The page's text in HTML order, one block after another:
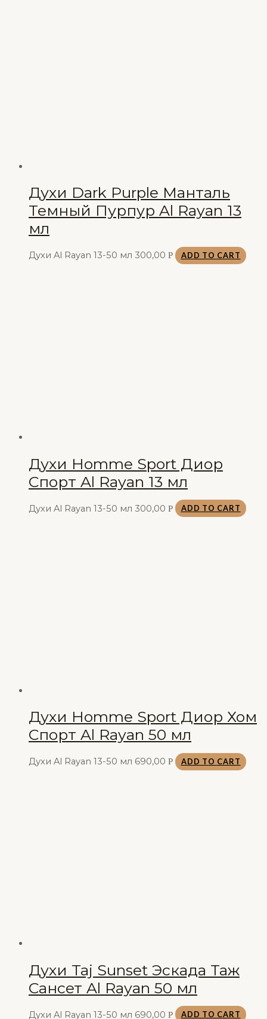
Духи Dark Purple Манталь
Темный Пурпур Al Rayan 13
мл
Духи Al Rayan 13-50 мл 300,00 Р ADD TO CART
Духи Homme Sport Диор
Спорт Al Rayan 13 мл
Духи Al Rayan 13-50 мл 300,00 Р ADD TO CART
Духи Homme Sport Диор Хом
Спорт Al Rayan 50 мл
Духи Al Rayan 13-50 мл 690,00 Р ADD TO CART
Духи Taj Sunset Эскада Таж
Сансет Al Rayan 50 мл
Духи Al Rayan 13-50 мл 690,00 Р ADD TO CART